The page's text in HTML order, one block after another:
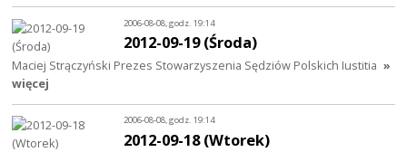
2006-08-08, godz. 19:14
2012-09-19 (Środa)
Maciej Strączyński Prezes Stowarzyszenia Sędziów Polskich Iustitia »
więcej
2006-08-08, godz. 19:14
2012-09-18 (Wtorek)